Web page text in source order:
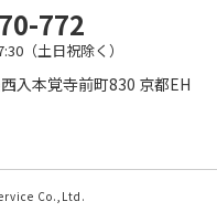
772
（土日祝除く）
入本覚寺前町830 京都EH
Co.,Ltd.